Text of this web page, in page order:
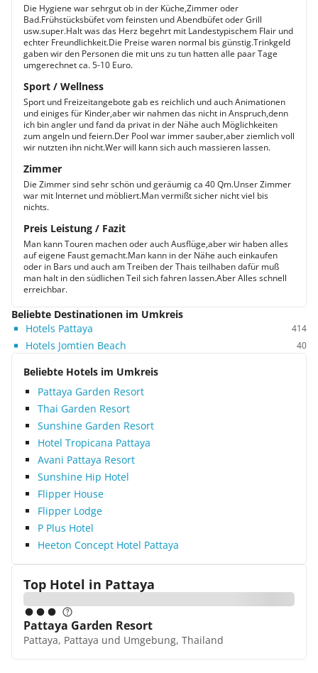
Die Hygiene war sehrgut ob in der Küche,Zimmer oder
Bad.Frühstücksbüfet vom feinsten und Abendbüfet oder Grill
usw.super.Halt was das Herz begehrt mit Landestypischem Flair und
echter Freundlichkeit.Die Preise waren normal bis günstig.Trinkgeld
gaben wir den Personen die mit uns zu tun hatten alle paar Tage
umgerechnet ca. 5-10 Euro.
Sport / Wellness
Sport und Freizeitangebote gab es reichlich und auch Animationen
und einiges für Kinder,aber wir nahmen das nicht in Anspruch,denn
ich bin angler und fand da privat in der Nähe auch Möglichkeiten
zum angeln und feiern.Der Pool war immer sauber,aber ziemlich voll
wir nutzten ihn nicht.Wer will kann sich auch massieren lassen.
Zimmer
Die Zimmer sind sehr schön und geräumig ca 40 Qm.Unser Zimmer
war mit Internet und möbliert.Man vermißt sicher nicht viel bis
nichts.
Preis Leistung / Fazit
Man kann Touren machen oder auch Ausflüge,aber wir haben alles
auf eigene Faust gemacht.Man kann in der Nähe auch einkaufen
oder in Bars und auch am Treiben der Thais teilhaben dafür muß
man halt in den südlichen Teil sich fahren lassen.Aber Alles schnell
erreichbar.
Beliebte Destinationen im Umkreis
Hotels Pattaya
414
Hotels Jomtien Beach 40
Beliebte Hotels im Umkreis
Pattaya Garden Resort
Thai Garden Resort
Sunshine Garden Resort
Hotel Tropicana Pattaya
Avani Pattaya Resort
Sunshine Hip Hotel
Flipper House
Flipper Lodge
P Plus Hotel
Heeton Concept Hotel Pattaya
Top Hotel in Pattaya
Pattaya Garden Resort
Pattaya, Pattaya und Umgebung, Thailand